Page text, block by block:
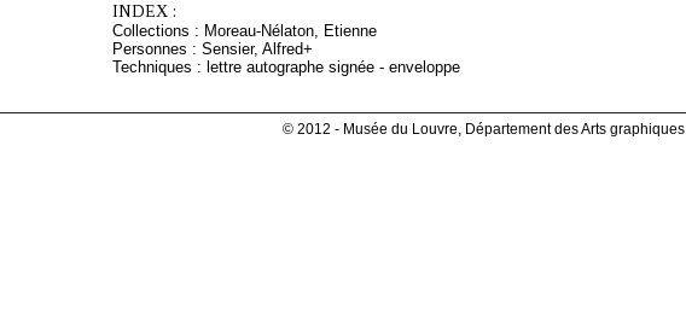
INDEX :
Collections : Moreau-Nélaton, Etienne
Personnes : Sensier, Alfred+
Techniques : lettre autographe signée - enveloppe
© 2012 - Musée du Louvre, Département des Arts graphiques